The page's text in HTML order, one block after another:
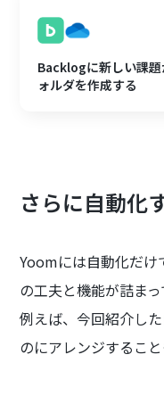
Backlogに新しい課
ォルダを作成する
さらに自動化
Yoomには自動化だけ
の工夫と機能が詰まっ
例えば、今回紹介し
のにアレンジすること